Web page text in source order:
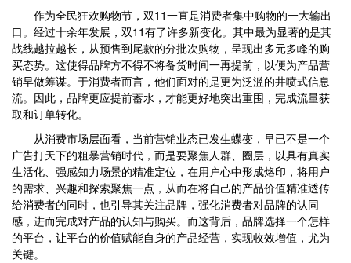
作为全民狂欢购物节，双11一直是消费者集中购物的一大输出
口。经过十余年发展，双11有了许多新变化。其中最为显著的是其
战线越拉越长，从预售到尾款的分批次购物，呈现出多元多峰的购
买态势。这使得品牌方不得不将备货时间一再提前，以便为产品营
销早做筹谋。于消费者而言，他们面对的是更为泛滥的井喷式信息
流。因此，品牌更应提前蓄水，才能更好地突出重围，完成流量获
取和订单转化。
从消费市场层面看，当前营销业态已发生蝶变，早已不是一个
广告打天下的粗暴营销时代，而是要聚焦人群、圈层，以具有真实
生活化、强感知力场景的精准定位，在用户心中形成烙印，将用户
的需求、兴趣和探索聚焦一点，从而在将自己的产品价值精准透传
给消费者的同时，也引导其关注品牌，强化消费者对品牌的认同
感，进而完成对产品的认知与购买。而这背后，品牌选择一个怎样
的平台，让平台的价值赋能自身的产品经营，实现收效增值，尤为
关键。